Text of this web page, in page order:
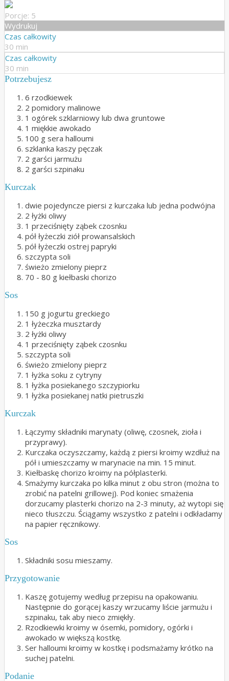
Porcje: 5
Wydrukuj
Czas całkowity
30 min
Czas całkowity
30 min
Potrzebujesz
6 rzodkiewek
2 pomidory malinowe
1 ogórek szklarniowy lub dwa gruntowe
1 miękkie awokado
100 g sera halloumi
szklanka kaszy pęczak
2 garści jarmużu
2 garści szpinaku
Kurczak
dwie pojedyncze piersi z kurczaka lub jedna podwójna
2 łyżki oliwy
1 przeciśnięty ząbek czosnku
pół łyżeczki ziół prowansalskich
pół łyżeczki ostrej papryki
szczypta soli
świeżo zmielony pieprz
70 - 80 g kiełbaski chorizo
Sos
150 g jogurtu greckiego
1 łyżeczka musztardy
2 łyżki oliwy
1 przeciśnięty ząbek czosnku
szczypta soli
świeżo zmielony pieprz
1 łyżka soku z cytryny
1 łyżka posiekanego szczypiorku
1 łyżka posiekanej natki pietruszki
Kurczak
Łączymy składniki marynaty (oliwę, czosnek, zioła i
przyprawy).
Kurczaka oczyszczamy, każdą z piersi kroimy wzdłuż na
pół i umieszczamy w marynacie na min. 15 minut.
Kiełbaskę chorizo kroimy na półplasterki.
Smażymy kurczaka po kilka minut z obu stron (można to
zrobić na patelni grillowej). Pod koniec smażenia
dorzucamy plasterki chorizo na 2-3 minuty, aż wytopi się
nieco tłuszczu. Ściągamy wszystko z patelni i odkładamy
na papier ręcznikowy.
Sos
Składniki sosu mieszamy.
Przygotowanie
Kaszę gotujemy według przepisu na opakowaniu.
Następnie do gorącej kaszy wrzucamy liście jarmużu i
szpinaku, tak aby nieco zmiękły.
Rzodkiewki kroimy w ósemki, pomidory, ogórki i
awokado w większą kostkę.
Ser halloumi kroimy w kostkę i podsmażamy krótko na
suchej patelni.
Podanie